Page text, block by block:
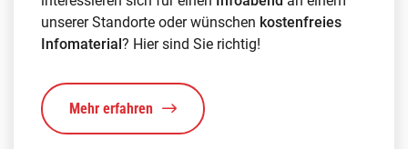
unserer Standorte oder wünschen kostenfreies
Infomaterial ? Hier sind Sie richtig!
Mehr erfahren